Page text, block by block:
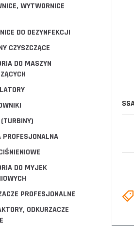
WYTWORNICE
DO DEZYNFEKCJI
CZYSZCZĄCE
DO MASZYN
PROFESJONALNA
DO MYJEK
PROFESJONALNE
ODKURZACZE